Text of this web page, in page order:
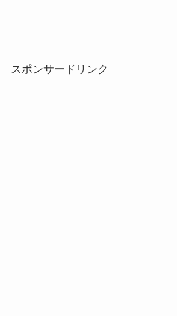
スポンサードリンク